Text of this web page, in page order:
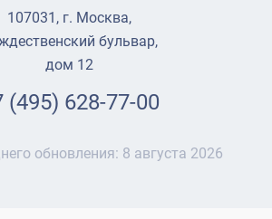
107031, г. Москва,
бульвар,
дом 12
(495) 628-77-00
обновления: 8 августа 2026